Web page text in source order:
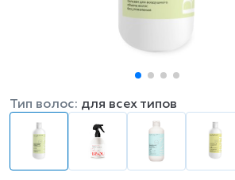
Тип волос: для всех типов